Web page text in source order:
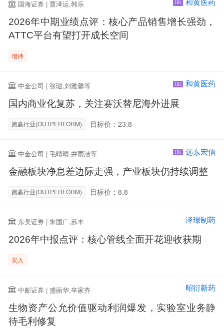
国海证券 | 曹泽运,韩乐 HK 和黄医药
2026年中期业绩点评：核心产品销售增长强劲，
ATTC平台有望打开成长空间
增持
中金公司 | 张琎,刘雅馨等 HK 和黄医药
国内商业化复苏，关注赛沃替尼海外进展
跑赢行业(OUTPERFORM) 目标价：23.8
中金公司 | 毛晴晴,井雨洁等 HK 远东宏信
金融板块净息差边际走强，产业板块仍持续调整
跑赢行业(OUTPERFORM) 目标价：8.8
东吴证券 | 朱国广,苏丰 泽璟制药
2026年中报点评：核心管线全面开花迎收获期
买入
中邮证券 | 盛丽华,辛家齐 昭衍新药
生物资产公允价值驱动利润爆发，实验室业务静
待毛利修复